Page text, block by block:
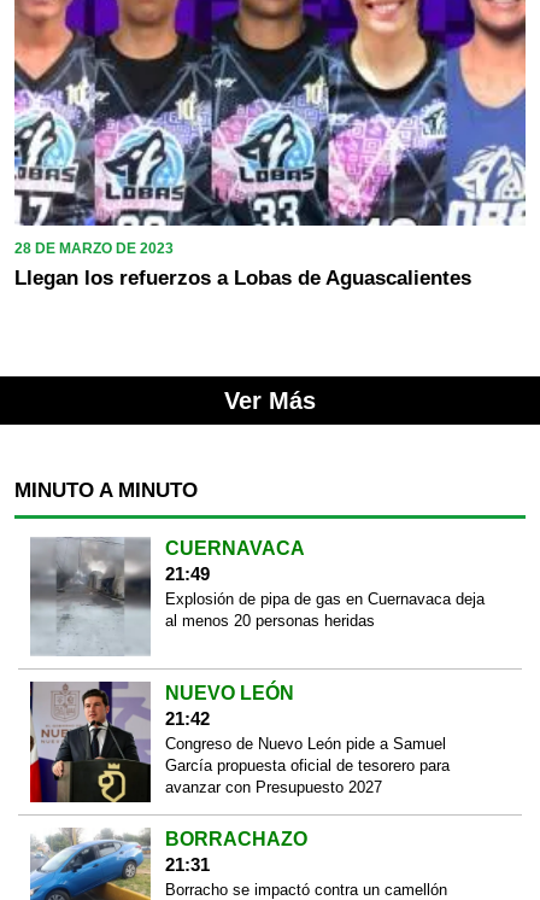
28 DE MARZO DE 2023
Llegan los refuerzos a Lobas de Aguascalientes
Ver Más
MINUTO A MINUTO
CUERNAVACA
21:49
Explosión de pipa de gas en Cuernavaca deja
al menos 20 personas heridas
NUEVO LEÓN
21:42
Congreso de Nuevo León pide a Samuel
García propuesta oficial de tesorero para
avanzar con Presupuesto 2027
BORRACHAZO
21:31
Borracho se impactó contra un camellón